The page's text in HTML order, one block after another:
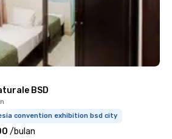
BSD
convention exhibition bsd city
/bulan